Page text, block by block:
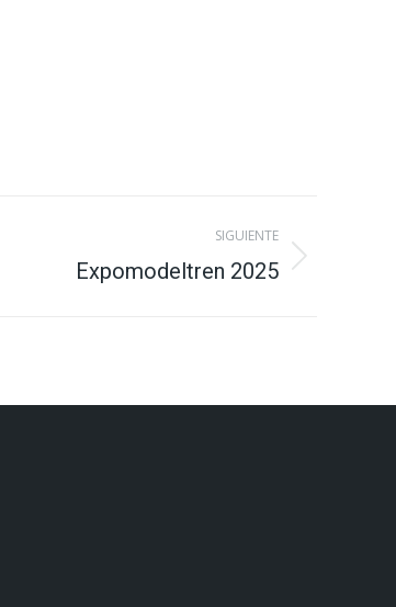
SIGUIENTE
Expomodeltren 2025